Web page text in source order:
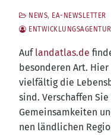
NEWS, EA-NEWSLETTER
Aufland​at​las​.de
beson­de­ren Art.
viel­fäl­tig die
sind. Ver­schaf­fen
Gemein­sam­kei­ten
nen länd­li­chen